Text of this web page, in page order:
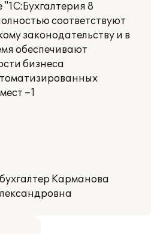
"1С:Бухгалтерия 8
соответствуют
законодательству и в
обеспечивают
бизнеса
–1
Карманова